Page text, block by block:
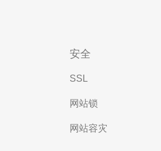
安全
SSL
网站锁
网站容灾